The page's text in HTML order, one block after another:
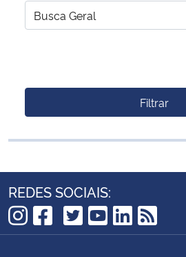
Filtrar
REDES SOCIAIS:
Instagram
Facebook
TikTok
Twitter
YouTube
RSS